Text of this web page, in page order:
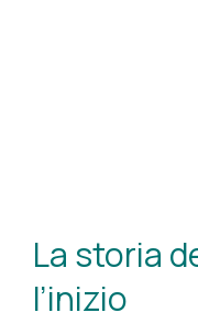
La storia
l’inizio